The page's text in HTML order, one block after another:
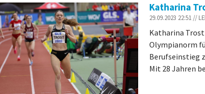
Katharina
29.09.2023 22:51 //
Katharina
Olympianorm
Berufseinstieg
Mit 28 Jahren